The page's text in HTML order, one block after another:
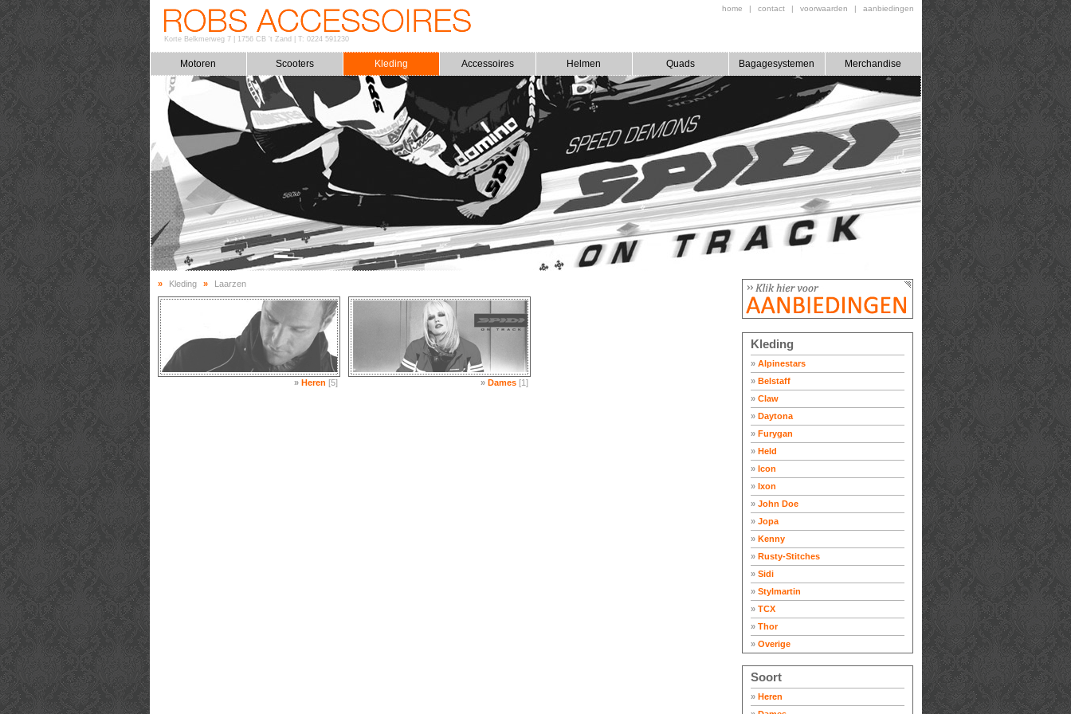
Korte Belkmerweg 7| 1756 CB 't Zand T: 0224 591230
home | contact | voorwaarden | aanbiedingen
Motoren Scooters Kleding Accessoires Helmen Quads Bagagesystemen Merchandise
Kleding
» Alpinestars
» Belstaff
» Claw
» Daytona
» Furygan
» Held
» Icon
» Ixon
» John Doe
» Jopa
» Kenny
» Rusty-Stitches
» Sidi
» Stylmartin
» TCX
» Thor
» Overige
Soort
» Heren
» Kleding » Laarzen
»Heren [5] »Dames[1]